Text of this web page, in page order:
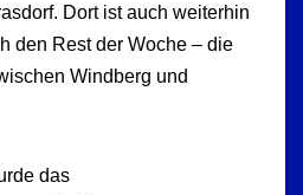
Dort ist auch weiterhin
den Rest der Woche – die
Windberg und
das